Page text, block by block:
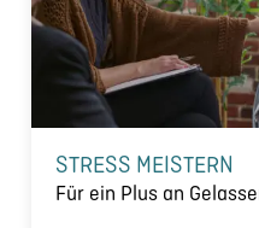
STRESS MEISTERN
Für ein Plus an